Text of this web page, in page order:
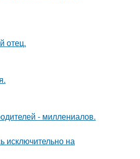
отец.
- миллениалов.
исключительно на